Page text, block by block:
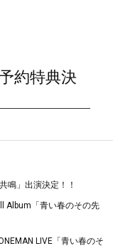
約特典決
鳴」出演決定！！
Album「青い春のその先
LIVE「青い春のそ